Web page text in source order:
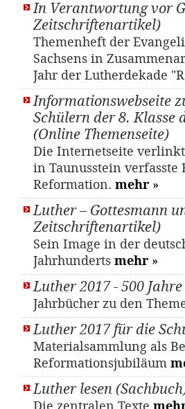
In Verantwortung vor
Zeitschriftenartikel)
Themenheft der
Sachsens in
Jahr der Lutherdekade
Informationswebseite
Schülern der 8. Klasse
(Online Themenseite)
Die Internetseite
in Taunusstein verfasste
Reformation. mehr »
Luther – Gottesmann
Zeitschriftenartikel)
Sein Image in der
Jahrhunderts mehr »
Luther 2017 - 500
Jahrbücher zu den
Luther 2017 für die
Materialsammlung als
Reformationsjubiläum
Luther lesen